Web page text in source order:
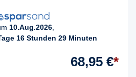
10.Aug.2026
16 Stunden 29 Minuten
68,95 €*